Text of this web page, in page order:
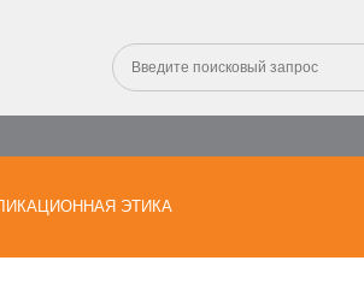
ЭТИКА